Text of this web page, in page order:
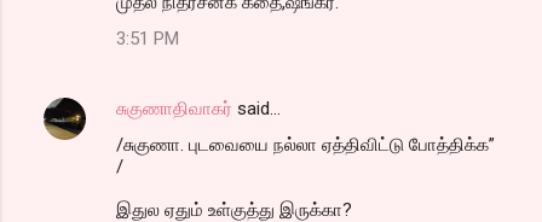
3:51 PM
சுகுணாதிவாகர் said…
/சுகுணா. புடவையை நல்லா ஏத்திவிட்டு போத்திக்க”
/
இதுல ஏதும் உள்குத்து இருக்கா?